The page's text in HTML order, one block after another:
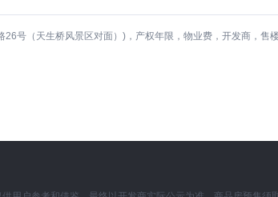
号（天生桥风景区对面）)，产权年限，物业费，开发商，售